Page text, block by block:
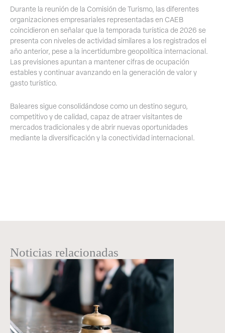
Durante la reunión de la Comisión de Turismo, las diferentes
organizaciones empresariales representadas en CAEB
coincidieron en señalar que la temporada turística de 2026 se
presenta con niveles de actividad similares a los registrados el
año anterior, pese a la incertidumbre geopolítica internacional.
Las previsiones apuntan a mantener cifras de ocupación
estables y continuar avanzando en la generación de valor y
gasto turístico.
Baleares sigue consolidándose como un destino seguro,
competitivo y de calidad, capaz de atraer visitantes de
mercados tradicionales y de abrir nuevas oportunidades
mediante la diversificación y la conectividad internacional.
Noticias relacionadas